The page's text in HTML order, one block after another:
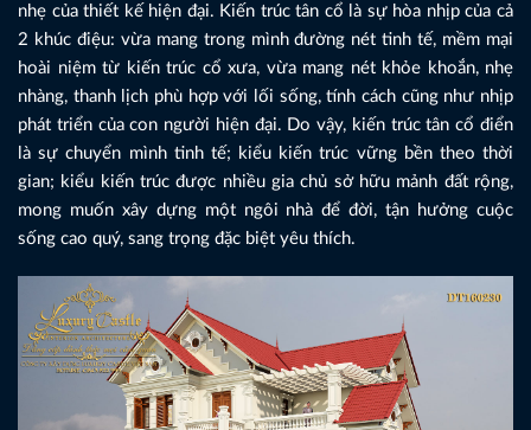
nhẹ của thiết kế hiện đại. Kiến trúc tân cổ là sự hòa nhịp của cả
2 khúc điệu: vừa mang trong mình đường nét tinh tế, mềm mại
hoài niệm từ kiến trúc cổ xưa, vừa mang nét khỏe khoắn, nhẹ
nhàng, thanh lịch phù hợp với lối sống, tính cách cũng như nhịp
phát triển của con người hiện đại. Do vậy, kiến trúc tân cổ điển
là sự chuyển mình tinh tế; kiểu kiến trúc vững bền theo thời
gian; kiểu kiến trúc được nhiều gia chủ sở hữu mảnh đất rộng,
mong muốn xây dựng một ngôi nhà để đời, tận hưởng cuộc
sống cao quý, sang trọng đặc biệt yêu thích.